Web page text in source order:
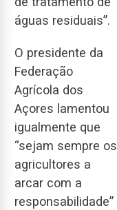
águas residuais”.
O presidente da
Federação
Agrícola dos
Açores lamentou
igualmente que
“sejam sempre os
agricultores a
arcar com a
responsabilidade”